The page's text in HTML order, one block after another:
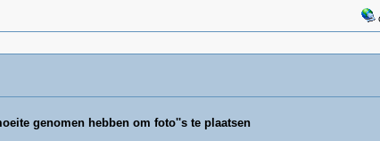
genomen hebben om foto''s te plaatsen